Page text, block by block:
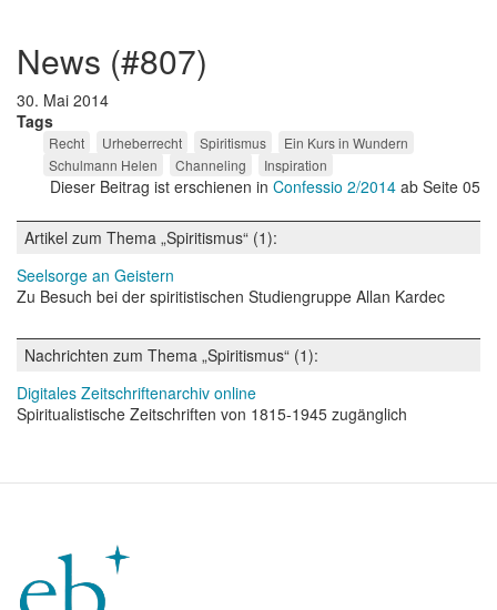
news (#807)
30. Mai 2014
Tags
Recht Urheberrecht Spiritismus
Ein Kurs in Wundern
Schulmann Helen
Channeling Inspiration
Dieser Beitrag ist erschienen in Confessio 2/2014 ab Seite 05
Artikel zum Thema „Spiritismus“ (1):
Seelsorge an Geistern
Zu Besuch bei der spiritistischen Studiengruppe Allan Kardec
Nachrichten zum Thema „Spiritismus“ (1):
Digitales Zeitschriftenarchiv online
Spiritualistische Zeitschriften von 1815-1945 zugänglich